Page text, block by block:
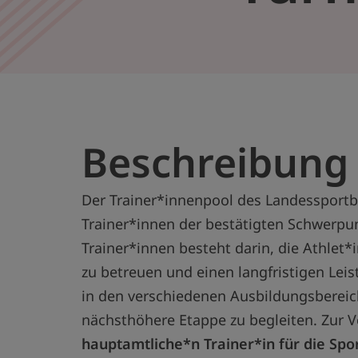
Beschreibung
Der Trainer*innenpool des
Trainer*innen der bestätigten
Trainer*innen besteht darin, die
zu betreuen und einen langfristigen
in den verschiedenen
nächsthöhere Etappe zu begleiten. Zur
hauptamtliche*n Trainer*in für die